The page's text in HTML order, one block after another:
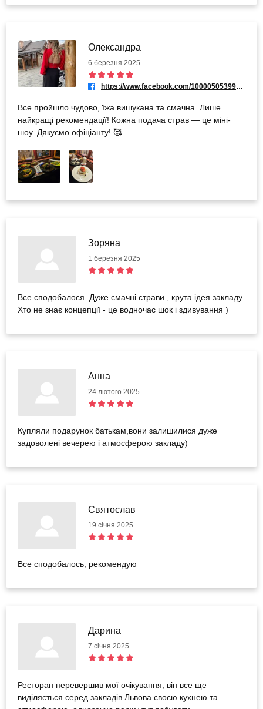
Олександра
6 березня 2025
https://www.facebook.com/100005053992854
Все пройшло чудово, їжа вишукана та смачна. Лише
найкращі рекомендації! Кожна подача страв — це міні-
шоу. Дякуємо офіціанту! 🥰
Зоряна
1 березня 2025
Все сподобалося. Дуже смачні страви , крута ідея закладу.
Хто не знає концепції - це водночас шок і здивування )
Анна
24 лютого 2025
Купляли подарунок батькам,вони залишилися дуже
задоволені вечерею і атмосферою закладу)
Святослав
19 січня 2025
Все сподобалось, рекомендую
Дарина
7 січня 2025
Ресторан перевершив мої очікування, він все ще
виділяється серед закладів Львова своєю кухнею та